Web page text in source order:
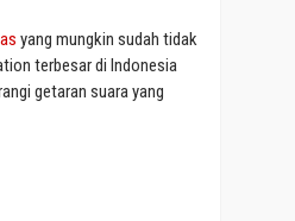
yang mungkin sudah tidak
terbesar di Indonesia
getaran suara yang